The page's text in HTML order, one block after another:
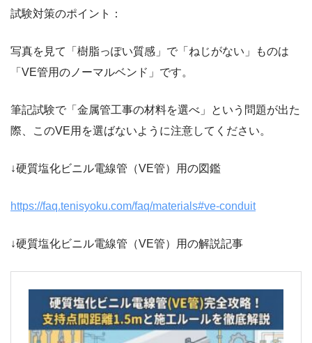
試験対策のポイント：
写真を見て「樹脂っぽい質感」で「ねじがない」ものは
「VE管用のノーマルベンド」です。
筆記試験で「金属管工事の材料を選べ」という問題が出た
際、このVE用を選ばないように注意してください。
↓硬質塩化ビニル電線管（VE管）用の図鑑
https://faq.tenisyoku.com/faq/materials#ve-conduit
↓硬質塩化ビニル電線管（VE管）用の解説記事